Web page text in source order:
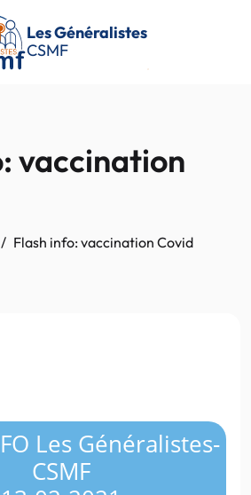
Les Généralistes
CSMF
vaccination
Flash info: vaccination Covid
Les Généralistes-
CSMF